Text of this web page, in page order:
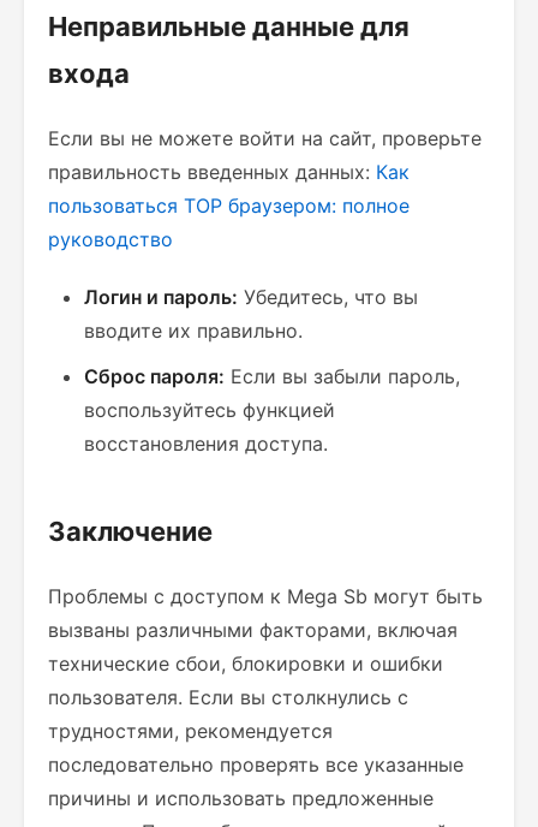
Неправильные данные для
входа
Если вы не можете войти на сайт, проверьте
правильность введенных данных: Как
пользоваться ТОР браузером: полное
руководство
Логин и пароль: Убедитесь, что вы
вводите их правильно.
Сброс пароля: Если вы забыли пароль,
воспользуйтесь функцией
восстановления доступа.
Заключение
Проблемы с доступом к Mega Sb могут быть
вызваны различными факторами, включая
технические сбои, блокировки и ошибки
пользователя. Если вы столкнулись с
трудностями, рекомендуется
последовательно проверять все указанные
причины и использовать предложенные